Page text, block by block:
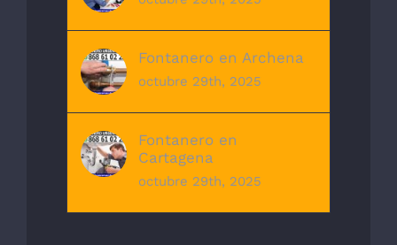
Fontanero en Archena
octubre 29th, 2025
Fontanero en
Cartagena
octubre 29th, 2025